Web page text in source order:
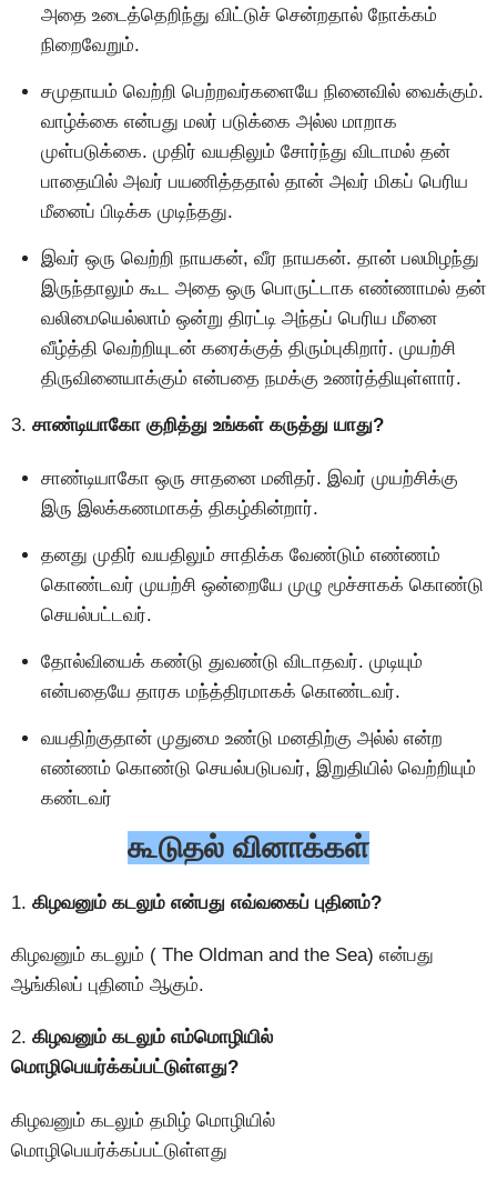
அதை உடைத்தெறிந்து விட்டுச் சென்றதால் நோக்கம்
நிறைவேறும்.
சமுதாயம் வெற்றி பெற்றவர்களையே நினைவில் வைக்கும்.
வாழ்க்கை என்பது மலர் படுக்கை அல்ல மாறாக
முள்படுக்கை. முதிர் வயதிலும் சோர்ந்து விடாமல் தன்
பாதையில் அவர் பயணித்ததால் தான் அவர் மிகப் பெரிய
மீனைப் பிடிக்க முடிந்தது.
இவர் ஒரு வெற்றி நாயகன், வீர நாயகன். தான் பலமிழந்து
இருந்தாலும் கூட அதை ஒரு பொருட்டாக எண்ணாமல் தன்
வலிமையெல்லாம் ஒன்று திரட்டி அந்தப் பெரிய மீனை
வீழ்த்தி வெற்றியுடன் கரைக்குத் திரும்புகிறார். முயற்சி
திருவினையாக்கும் என்பதை நமக்கு உணர்த்தியுள்ளார்.
3. சாண்டியாகோ குறித்து உங்கள் கருத்து யாது?
சாண்டியாகோ ஒரு சாதனை மனிதர். இவர் முயற்சிக்கு
இரு இலக்கணமாகத் திகழ்கின்றார்.
தனது முதிர் வயதிலும் சாதிக்க வேண்டும் எண்ணம்
கொண்டவர் முயற்சி ஒன்றையே முழு மூச்சாகக் கொண்டு
செயல்பட்டவர்.
தோல்வியைக் கண்டு துவண்டு விடாதவர். முடியும்
என்பதையே தாரக மந்த்திரமாகக் கொண்டவர்.
வயதிற்குதான் முதுமை உண்டு மனதிற்கு அல்ல் என்ற
எண்ணம் கொண்டு செயல்படுபவர், இறுதியில் வெற்றியும்
கண்டவர்
கூடுதல் வினாக்கள்
1. கிழவனும் கடலும் என்பது எவ்வகைப் புதினம்?
கிழவனும் கடலும் ( The Oldman and the Sea) என்பது
ஆங்கிலப் புதினம் ஆகும்.
2. கிழவனும் கடலும் எம்மொழியில்
மொழிபெயர்க்கப்பட்டுள்ளது?
கிழவனும் கடலும் தமிழ் மொழியில்
மொழிபெயர்க்கப்பட்டுள்ளது